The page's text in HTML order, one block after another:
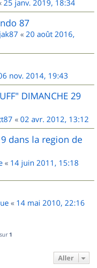
25 janv. 2019, 18:34
87
« 20 août 2016,
nov. 2014, 19:43
DIMANCHE 29
« 02 avr. 2012, 13:12
dans la region de
« 14 juin 2011, 15:18
« 14 mai 2010, 22:16
sur 1
Aller